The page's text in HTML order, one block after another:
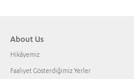
About Us
Hikâyemiz
Faaliyet Gösterdiğimiz Yerler